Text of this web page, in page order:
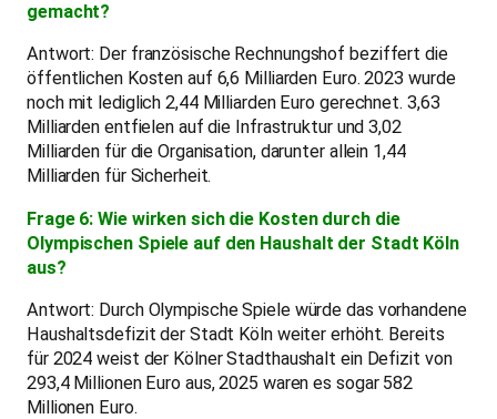
gemacht?
Antwort: Der französische Rechnungshof beziffert die
öffentlichen Kosten auf 6,6 Milliarden Euro. 2023 wurde
noch mit lediglich 2,44 Milliarden Euro gerechnet. 3,63
Milliarden entfielen auf die Infrastruktur und 3,02
Milliarden für die Organisation, darunter allein 1,44
Milliarden für Sicherheit.
Frage 6: Wie wirken sich die Kosten durch die
Olympischen Spiele auf den Haushalt der Stadt Köln
aus?
Antwort: Durch Olympische Spiele würde das vorhandene
Haushaltsdefizit der Stadt Köln weiter erhöht. Bereits
für 2024 weist der Kölner Stadthaushalt ein Defizit von
293,4 Millionen Euro aus, 2025 waren es sogar 582
Millionen Euro.